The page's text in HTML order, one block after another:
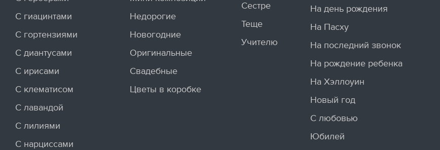
С гиацинтами
С гортензиями
С диантусами
С ирисами
С клематисом
С лавандой
С лилиями
С нарциссами
Недорогие
Новогодние
Оригинальные
Свадебные
Цветы в коробке
Сестре
Теще
Учителю
На день рождения
На Пасху
На последний звонок
На рождение ребенка
На Хэллоуин
Новый год
С любовью
Юбилей